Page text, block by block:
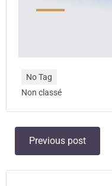
No Tag
Non classé
Previous post